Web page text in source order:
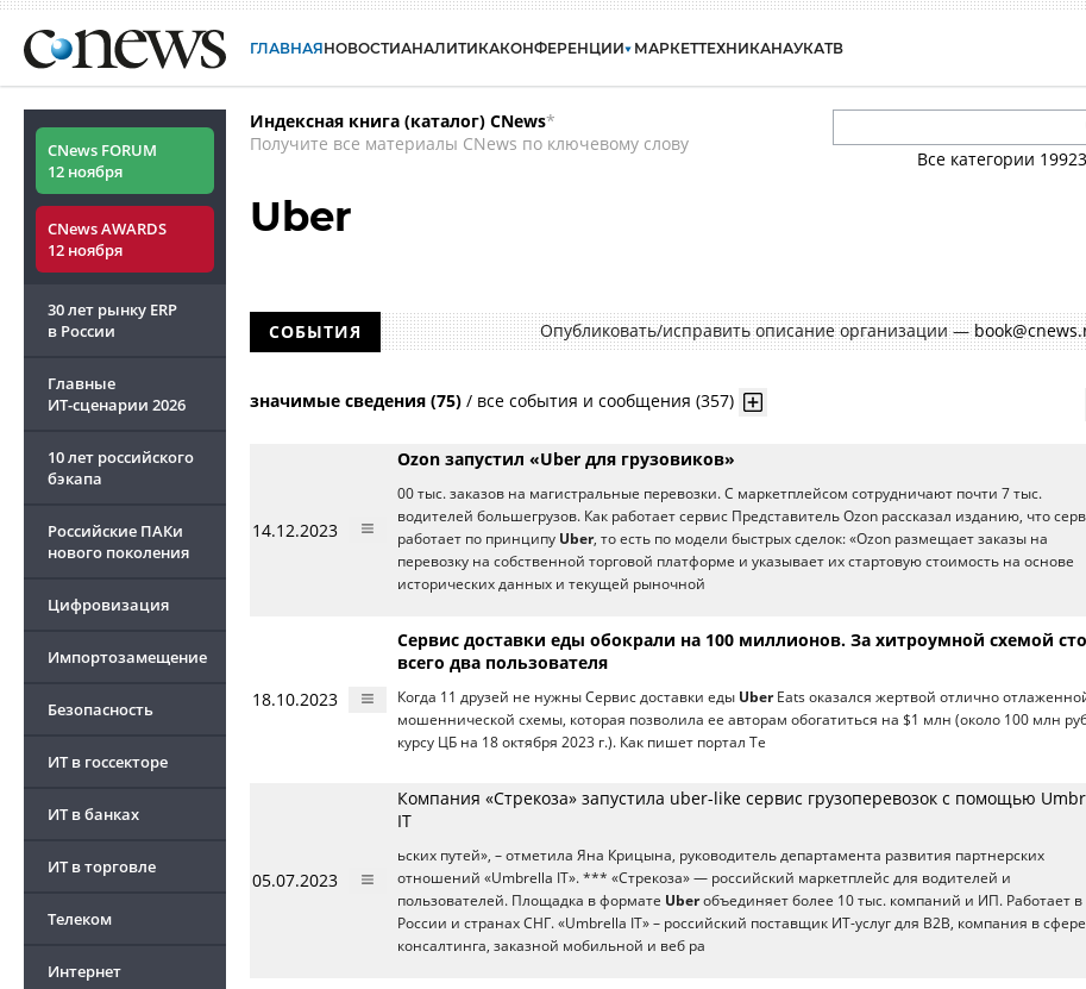
ГЛАВНАЯНОВОСТИАНАЛИТИКАКОНФЕРЕНЦИИ МАРКЕТТЕХНИКАНАУКАТВ
CNews FORUM
12 ноября
CNews AWARDS
12 ноября
30 лет рынку ERP
в России
Главные
ИТ-сценарии 2026
10 лет российского
бэкапа
Российские ПАКи
нового поколения
Цифровизация
Импортозамещение
Безопасность
ИТ в госсекторе
ИТ в банках
ИТ в торговле
Телеком
Интернет
Индексная книга (каталог) CNews*
Получите все материалы CNews по ключевому слову
Все категории
Uber
СОБЫТИЯ Опубликовать/исправить описание организации —
значимые сведения (75) / все события и сообщения (357)
14.12.2023
Ozon запустил «Uber для грузовиков»
00 тыс. заказов на магистральные перевозки. С маркетплейсом сотрудничают почти 7 тыс.
водителей большегрузов. Как работает сервис Представитель Ozon рассказал изданию, что
работает по принципу Uber, то есть по модели быстрых сделок: «Ozon размещает заказы на
перевозку на собственной торговой платформе и указывает их стартовую стоимость на основе
исторических данных и текущей рыночной
18.10.2023
Сервис доставки еды обокрали на 100 миллионов. За хитроумной схемой
всего два пользователя
Когда 11 друзей не нужны Сервис доставки еды UberEats оказался жертвой отлично
мошеннической схемы, которая позволила ее авторам обогатиться на $1 млн (около 100 млн
курсу ЦБ на 18 октября 2023 г.). Как пишет портал Te
05.07.2023
Компания «Стрекоза» запустила uber-like сервис грузоперевозок с помощью
IT
ьских путей», – отметила Яна Крицына, руководитель департамента развития партнерских
отношений «Umbrella IT». *** «Стрекоза» — российский маркетплейс для водителей и
пользователей. Площадка в формате Uberобъединяет более 10 тыс. компаний и ИП. Работает в
России и странах СНГ. «Umbrella IT» – российский поставщик ИТ-услуг для В2В, компания в
консалтинга, заказной мобильной и веб ра